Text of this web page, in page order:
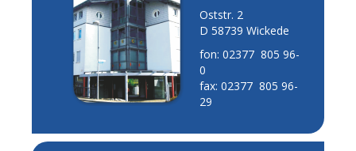
Oststr. 2
D 58739 Wickede
fon: 02377 805 96-
0
fax: 02377 805 96-
29